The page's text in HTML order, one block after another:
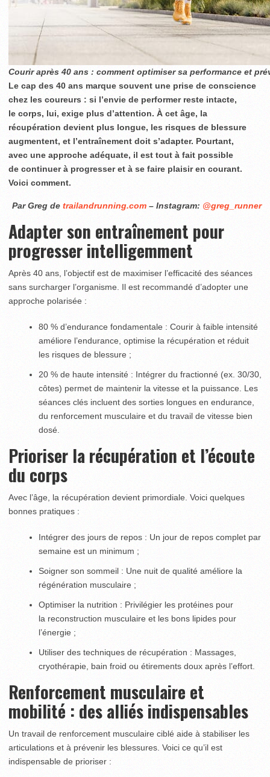
Courir après 40 ans : comment optimiser sa performance et
Le cap des 40 ans marque souvent une prise de conscience
chez les coureurs : si l’envie de performer reste intacte,
le corps, lui, exige plus d’attention. À cet âge, la
récupération devient plus longue, les risques de blessure
augmentent, et l’entraînement doit s’adapter. Pourtant,
avec une approche adéquate, il est tout à fait possible
de continuer à progresser et à se faire plaisir en courant.
Voici comment.
Par Greg de trailandrunning.com – Instagram: @greg_runner
Adapter son entraînement pour
progresser intelligemment
Après 40 ans, l’objectif est de maximiser l’efficacité des séances
sans surcharger l’organisme. Il est recommandé d’adopter une
approche polarisée :
80 % d’endurance fondamentale : Courir à faible intensité
améliore l’endurance, optimise la récupération et réduit
les risques de blessure ;
20 % de haute intensité : Intégrer du fractionné (ex. 30/30,
côtes) permet de maintenir la vitesse et la puissance. Les
séances clés incluent des sorties longues en endurance,
du renforcement musculaire et du travail de vitesse bien
dosé.
Prioriser la récupération et l’écoute
du corps
Avec l’âge, la récupération devient primordiale. Voici quelques
bonnes pratiques :
Intégrer des jours de repos : Un jour de repos complet par
semaine est un minimum ;
Soigner son sommeil : Une nuit de qualité améliore la
régénération musculaire ;
Optimiser la nutrition : Privilégier les protéines pour
la reconstruction musculaire et les bons lipides pour
l’énergie ;
Utiliser des techniques de récupération : Massages,
cryothérapie, bain froid ou étirements doux après l’effort.
Renforcement musculaire et
mobilité : des alliés indispensables
Un travail de renforcement musculaire ciblé aide à stabiliser les
articulations et à prévenir les blessures. Voici ce qu’il est
indispensable de prioriser :